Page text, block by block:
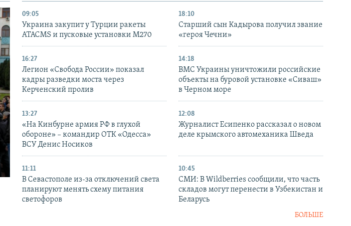
09:05
Украина закупит у Турции ракеты
ATACMS и пусковые установки M270
18:10
Старший сын Кадырова получил звание
«героя Чечни»
16:27
Легион «Свобода России» показал
кадры разведки моста через
Керченский пролив
14:18
ВМС Украины уничтожили российские
объекты на буровой установке «Сиваш»
в Черном море
13:27
«На Кинбурне армия РФ в глухой
обороне» – командир ОТК «Одесса»
ВСУ Денис Носиков
12:08
Журналист Есипенко рассказал о новом
деле крымского автомеханика Шведа
11:11
В Севастополе из-за отключений света
планируют менять схему питания
светофоров
10:45
СМИ: В Wildberries сообщили, что часть
складов могут перенести в Узбекистан и
Беларусь
БОЛЬШЕ